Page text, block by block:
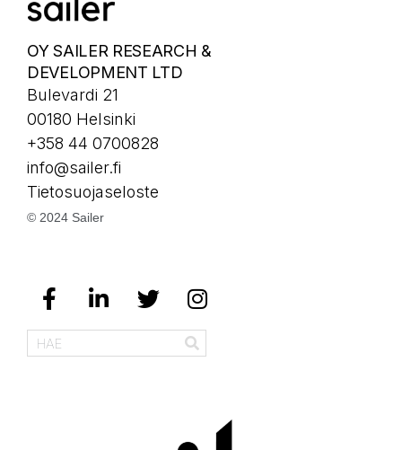
OY SAILER RESEARCH &
DEVELOPMENT LTD
Bulevardi 21
00180 Helsinki
+358 44 0700828
info@sailer.fi
Tietosuojaseloste
© 2024 Sailer